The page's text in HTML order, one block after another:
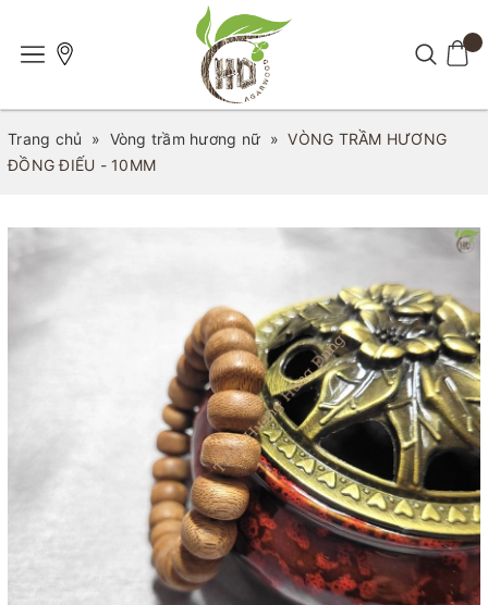
Trang chủ » Vòng trầm hương nữ » VÒNG TRẦM HƯƠNG
ĐỒNG ĐIẾU - 10MM